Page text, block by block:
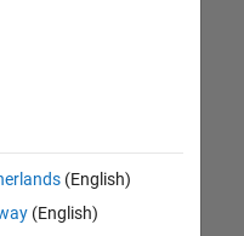
(English)
(English)